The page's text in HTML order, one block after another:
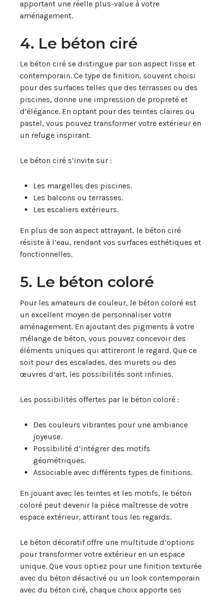
apportant une réelle plus-value à votre
aménagement.
4. Le béton ciré
Le béton ciré se distingue par son aspect lisse et
contemporain. Ce type de finition, souvent choisi
pour des surfaces telles que des terrasses ou des
piscines, donne une impression de propreté et
d’élégance. En optant pour des teintes claires ou
pastel, vous pouvez transformer votre extérieur en
un refuge inspirant.
Le béton ciré s’invite sur :
Les margelles des piscines.
Les balcons ou terrasses.
Les escaliers extérieurs.
En plus de son aspect attrayant, le béton ciré
résiste à l’eau, rendant vos surfaces esthétiques et
fonctionnelles.
5. Le béton coloré
Pour les amateurs de couleur, le béton coloré est
un excellent moyen de personnaliser votre
aménagement. En ajoutant des pigments à votre
mélange de béton, vous pouvez concevoir des
éléments uniques qui attireront le regard. Que ce
soit pour des escalades, des murets ou des
œuvres d’art, les possibilités sont infinies.
Les possibilités offertes par le béton coloré :
Des couleurs vibrantes pour une ambiance
joyeuse.
Possibilité d’intégrer des motifs
géométriques.
Associable avec différents types de finitions.
En jouant avec les teintes et les motifs, le béton
coloré peut devenir la pièce maîtresse de votre
espace extérieur, attirant tous les regards.
Le béton décoratif offre une multitude d’options
pour transformer votre extérieur en un espace
unique. Que vous optiez pour une finition texturée
avec du béton désactivé ou un look contemporain
avec du béton ciré, chaque choix apporte ses